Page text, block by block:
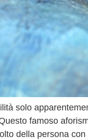
solo
famoso
della persona